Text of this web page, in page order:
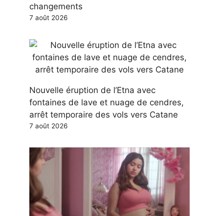
changements
7 août 2026
Nouvelle éruption de l’Etna avec
fontaines de lave et nuage de cendres,
arrêt temporaire des vols vers Catane
7 août 2026